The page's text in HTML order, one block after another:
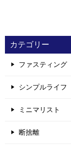
カテゴリー
ファスティング
シンプルライフ
ミニマリスト
断捨離